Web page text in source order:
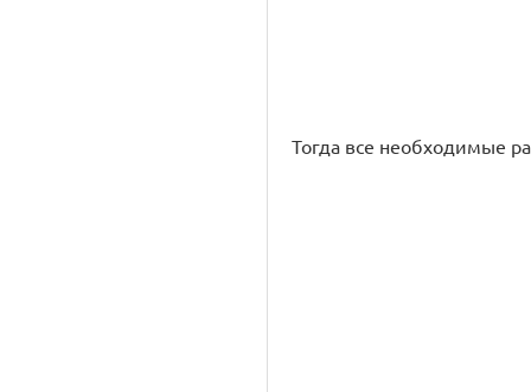
Тогда все необходимые